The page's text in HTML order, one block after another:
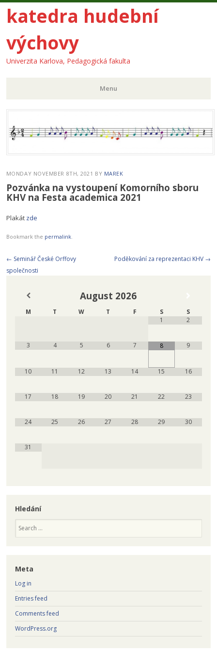
katedra hudební
výchovy
Univerzita Karlova, Pedagogická fakulta
Menu
Skip
to
content
MONDAY NOVEMBER 8TH, 2021 BY MAREK
Pozvánka na vystoupení Komorního sboru
KHV na Festa academica 2021
Plakát zde
Bookmark the permalink.
Post
navigation
← Seminář České Orffovy
společnosti
Poděkování za reprezentaci KHV →
August 2026
M T W T F S
S
1
2
3 4 5 6 7 8 9
10 11 12 13 14 15 16
17 18 19 20 21 22 23
24 25 26 27 28 29 30
31
Hledání
Meta
Log in
Entries feed
Comments feed
WordPress.org